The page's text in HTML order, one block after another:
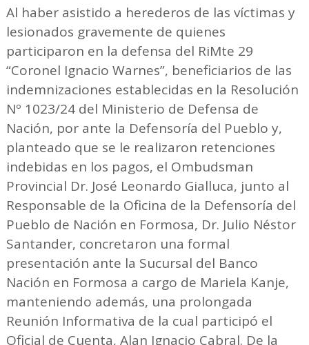
Al haber asistido a herederos de las víctimas y
lesionados gravemente de quienes
participaron en la defensa del RiMte 29
“Coronel Ignacio Warnes”, beneficiarios de las
indemnizaciones establecidas en la Resolución
Nº 1023/24 del Ministerio de Defensa de
Nación, por ante la Defensoría del Pueblo y,
planteado que se le realizaron retenciones
indebidas en los pagos, el Ombudsman
Provincial Dr. José Leonardo Gialluca, junto al
Responsable de la Oficina de la Defensoría del
Pueblo de Nación en Formosa, Dr. Julio Néstor
Santander, concretaron una formal
presentación ante la Sucursal del Banco
Nación en Formosa a cargo de Mariela Kanje,
manteniendo además, una prolongada
Reunión Informativa de la cual participó el
Oficial de Cuenta, Alan Ignacio Cabral. De la